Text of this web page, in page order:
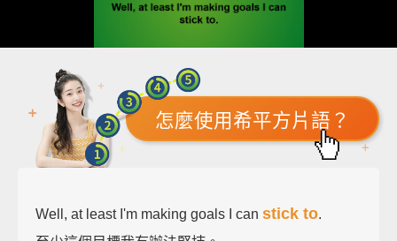
怎麼使用希平方片語？
Well, at least I'm making goals I can stick to.